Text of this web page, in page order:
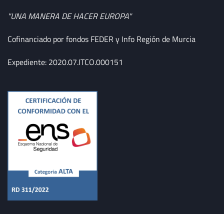
"UNA MANERA DE HACER EUROPA"
Cofinanciado por fondos FEDER y Info Región de Murcia
Expediente: 2020.07.ITCO.000151